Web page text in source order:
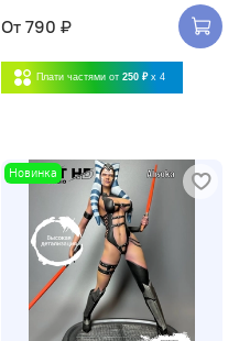
От 790 ₽
Плати частями от 250 ₽ x 4
Новинка